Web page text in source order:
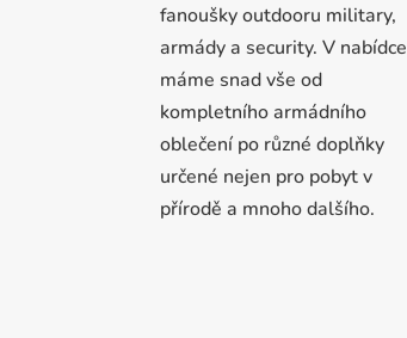
fanoušky outdooru military,
armády a security. V nabídce
máme snad vše od
kompletního armádního
oblečení po různé doplňky
určené nejen pro pobyt v
přírodě a mnoho dalšího.